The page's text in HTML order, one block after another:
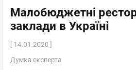
Малобюджетні
заклади в Україні
[ 14.01.2020 ]
Думка експерта